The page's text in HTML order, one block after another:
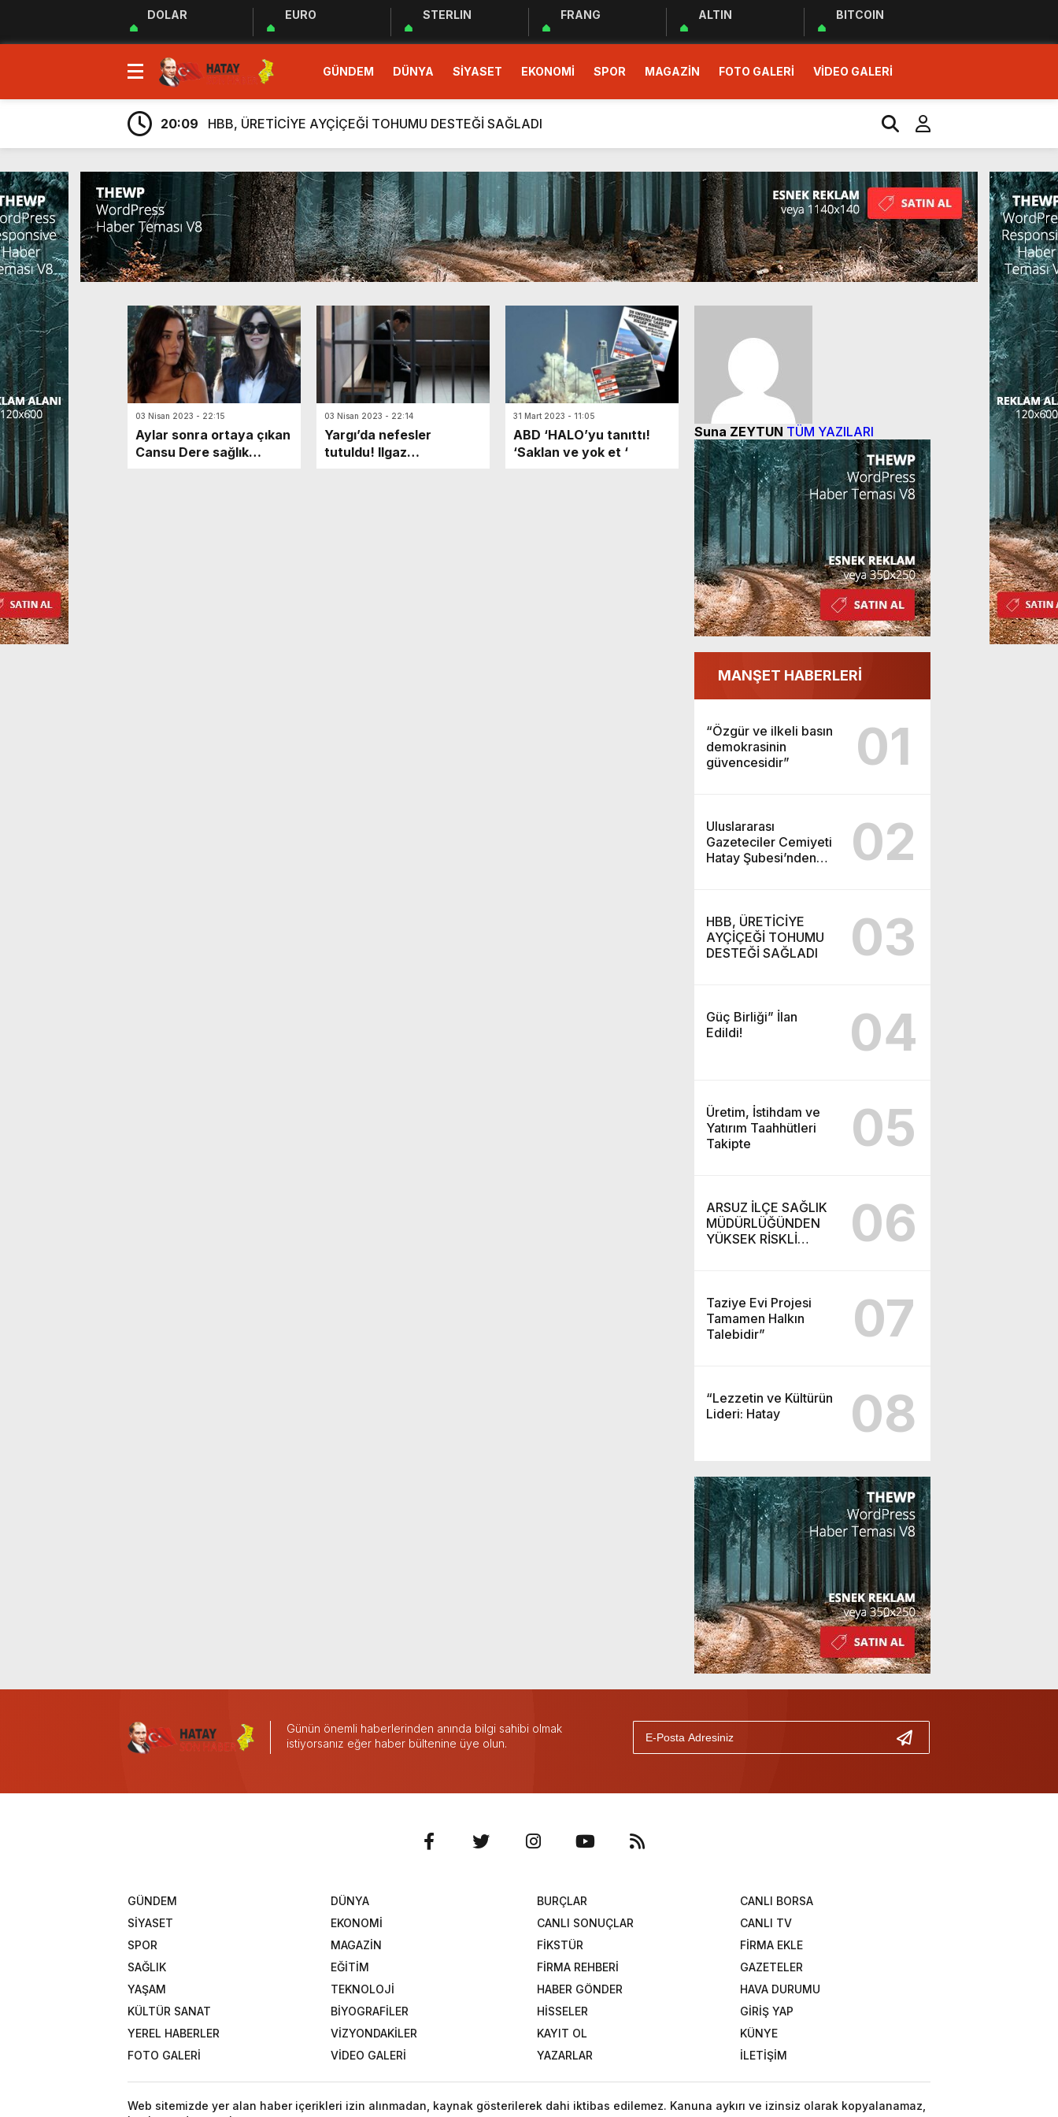
DOLAR EURO STERLIN FRANG ALTIN BITCOIN
GÜNDEM DÜNYA SİYASET EKONOMİ SPOR MAGAZİN FOTO GALERİ VİDEO GALERİ
23:35
MUHTARLAR AKADEMİSİ EĞİTİM PROGRAMI BAŞLADI
9:33
“Özgür ve ilkeli basın demokrasinin güvencesidir”
20:17
Uluslararası Gazeteciler Cemiyeti Hatay Şubesi’nden Ada İşitme Merkezi’ne Teşekkür Ziyareti
20:09
HBB, ÜRETİCİYE AYÇİÇEĞİ TOHUMU DESTEĞİ SAĞLADI
20:05
Güç Birliği” İlan Edildi!
6:38
Üretim, İstihdam ve Yatırım Taahhütleri Takipte
6:23
ARSUZ İLÇE SAĞLIK MÜDÜRLÜĞÜNDEN YÜKSEK RİSKLİ GEBEYE EV ZİYARETİ
6:13
Taziye Evi Projesi Tamamen Halkın Talebidir”
5:54
“Lezzetin ve Kültürün Lideri: Hatay
5:48
Hatay Depki Halk Oyunları Ekibi Türkiye Üçüncüsü Oldu
9:33
“Özgür ve ilkeli basın demokrasinin güvencesidir”
03 Nisan 2023 - 22:15
Aylar sonra ortaya çıkan
Cansu Dere sağlık
03 Nisan 2023 - 22:14
Yargı’da nefesler
tutuldu! Ilgaz
31 Mart 2023 - 11:05
ABD ‘HALO’yu tanıttı!
‘Saklan ve yok et ‘
Suna ZEYTUN TÜM YAZILARI
MANŞET HABERLERİ
“Özgür ve ilkeli basın
demokrasinin
güvencesidir”
01
Uluslararası
Gazeteciler Cemiyeti
Hatay Şubesi’nden
02
HBB, ÜRETİCİYE
AYÇİÇEĞİ TOHUMU
DESTEĞİ SAĞLADI
03
Güç Birliği” İlan
Edildi!
04
Üretim, İstihdam ve
Yatırım Taahhütleri
Takipte
05
ARSUZ İLÇE SAĞLIK
MÜDÜRLÜĞÜNDEN
YÜKSEK RİSKLİ
06
Taziye Evi Projesi
Tamamen Halkın
Talebidir”
07
“Lezzetin ve Kültürün
Lideri: Hatay
08
Günün önemli haberlerinden anında bilgi sahibi olmak
istiyorsanız eğer haber bültenine üye olun.
GÜNDEM
DÜNYA
SİYASET
EKONOMİ
SPOR
MAGAZİN
SAĞLIK
EĞİTİM
YAŞAM
TEKNOLOJİ
KÜLTÜR SANAT
BİYOGRAFİLER
YEREL HABERLER
VİZYONDAKİLER
FOTO GALERİ
VİDEO GALERİ
BURÇLAR
CANLI BORSA
CANLI SONUÇLAR
CANLI TV
FİKSTÜR
FİRMA EKLE
FİRMA REHBERİ
GAZETELER
HABER GÖNDER
HAVA DURUMU
HİSSELER
GİRİŞ YAP
KAYIT OL
KÜNYE
YAZARLAR
İLETİŞİM
Web sitemizde yer alan haber içerikleri izin alınmadan, kaynak gösterilerek dahi iktibas edilemez. Kanuna aykırı ve izinsiz olarak kopyalanamaz,